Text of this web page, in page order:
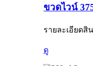
ขวดไวน์
รายละเอียด
ดู